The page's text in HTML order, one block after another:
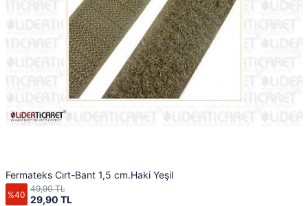
Fermateks Cırt-Bant 1,5 cm.Haki Yeşil
%40 29,90 TL
49,90 TL